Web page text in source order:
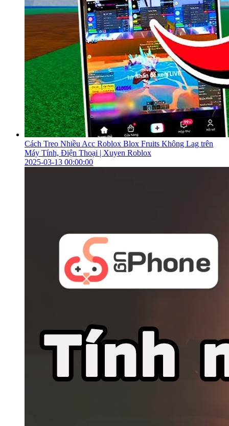
Cách Treo Nhiều Acc Roblox Blox Fruits Không Lag trên
Máy Tính, Điện Thoại | Xuyen Roblox
2025-03-13 00:00:00